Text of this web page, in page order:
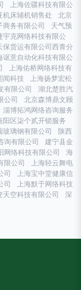
上海佐疆科技有限公
机床辅机销售处
北京
商务有限公司
天气预
宇克网络科技有限公
保货运有限公司西青分
讴意自动化科技有限公
上海佑桥网络科技有
闻科技
上海扬梦宏松
有限公司
湖北楚胜汽
公司
北京森博鼎文顾
淄博拓鸿网络咨询服务
阳区柒个贰开锁服务
玻璃钢有限公司
陕西
询有限公司
建宁县金
网络科技有限公司
海
限公司
上海轻云舞电
司
上海宝中堂健康信
司
上海默于网络科技
天空科技有限公司
深